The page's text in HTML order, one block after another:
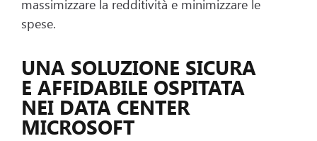
massimizzare la redditività e minimizzare le
spese.
UNA SOLUZIONE SICURA
E AFFIDABILE OSPITATA
NEI DATA CENTER
MICROSOFT